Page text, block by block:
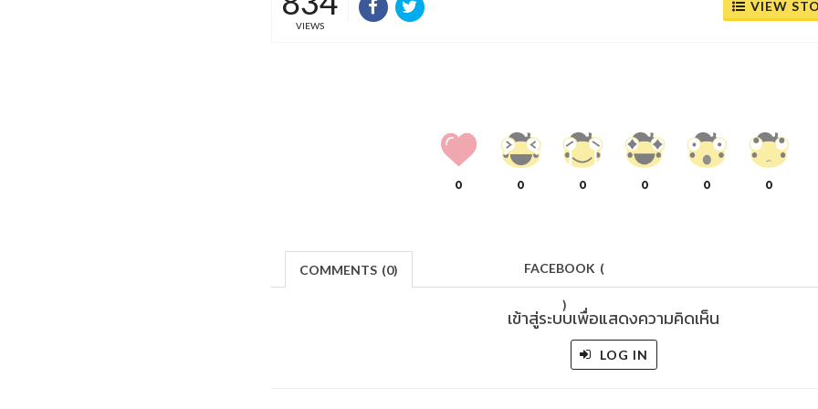
VIEWS
VIEW
0 0 0 0 0 0
COMMENTS (0) FACEBOOK (
)
เข้าสู่ระบบเพื่อแสดงความคิดเห็น
LOG IN